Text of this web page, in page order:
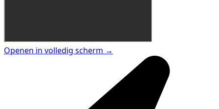
Openen in volledig scherm →